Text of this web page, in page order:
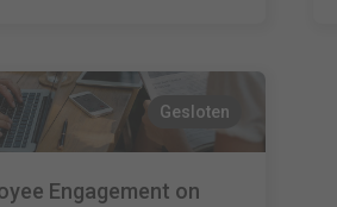
Gesloten
Engagement on